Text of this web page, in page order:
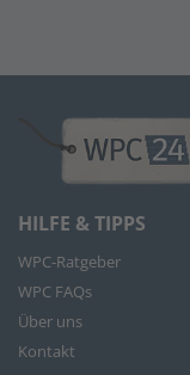
HILFE & TIPPS
WPC-Ratgeber
WPC FAQs
Über uns
Kontakt